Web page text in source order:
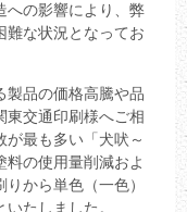
への影響により、弊
難な状況となってお
製品の価格高騰や品
東交通印刷様へご相
最も多い「犬吠～
の使用量削減およ
から単色（一色）
たしました。